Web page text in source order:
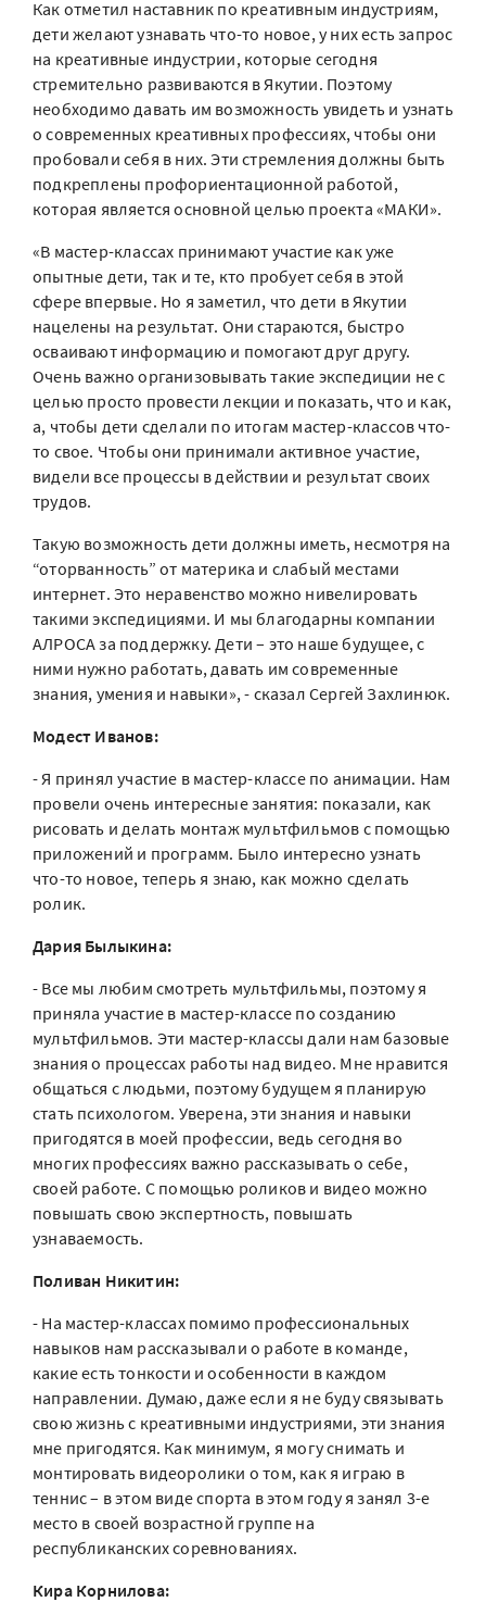
Как отметил наставник по креативным индустриям,
дети желают узнавать что-то новое, у них есть запрос
на креативные индустрии, которые сегодня
стремительно развиваются в Якутии. Поэтому
необходимо давать им возможность увидеть и узнать
о современных креативных профессиях, чтобы они
пробовали себя в них. Эти стремления должны быть
подкреплены профориентационной работой,
которая является основной целью проекта «МАКИ».
«В мастер-классах принимают участие как уже
опытные дети, так и те, кто пробует себя в этой
сфере впервые. Но я заметил, что дети в Якутии
нацелены на результат. Они стараются, быстро
осваивают информацию и помогают друг другу.
Очень важно организовывать такие экспедиции не с
целью просто провести лекции и показать, что и как,
а, чтобы дети сделали по итогам мастер-классов что-
то свое. Чтобы они принимали активное участие,
видели все процессы в действии и результат своих
трудов.
Такую возможность дети должны иметь, несмотря на
“оторванность” от материка и слабый местами
интернет. Это неравенство можно нивелировать
такими экспедициями. И мы благодарны компании
АЛРОСА за поддержку. Дети – это наше будущее, с
ними нужно работать, давать им современные
знания, умения и навыки», - сказал Сергей Захлинюк.
Модест Иванов:
- Я принял участие в мастер-классе по анимации. Нам
провели очень интересные занятия: показали, как
рисовать и делать монтаж мультфильмов с помощью
приложений и программ. Было интересно узнать
что-то новое, теперь я знаю, как можно сделать
ролик.
Дария Былыкина:
- Все мы любим смотреть мультфильмы, поэтому я
приняла участие в мастер-классе по созданию
мультфильмов. Эти мастер-классы дали нам базовые
знания о процессах работы над видео. Мне нравится
общаться с людьми, поэтому будущем я планирую
стать психологом. Уверена, эти знания и навыки
пригодятся в моей профессии, ведь сегодня во
многих профессиях важно рассказывать о себе,
своей работе. С помощью роликов и видео можно
повышать свою экспертность, повышать
узнаваемость.
Поливан Никитин:
- На мастер-классах помимо профессиональных
навыков нам рассказывали о работе в команде,
какие есть тонкости и особенности в каждом
направлении. Думаю, даже если я не буду связывать
свою жизнь с креативными индустриями, эти знания
мне пригодятся. Как минимум, я могу снимать и
монтировать видеоролики о том, как я играю в
теннис – в этом виде спорта в этом году я занял 3-е
место в своей возрастной группе на
республиканских соревнованиях.
Кира Корнилова: